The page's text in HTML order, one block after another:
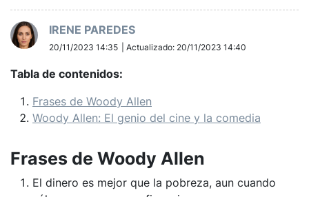
IRENE PAREDES
20/11/2023 14:35 Actualizado: 20/11/2023 14:40
Tabla de contenidos:
Frases de Woody Allen
Woody Allen: El genio del cine y la comedia
Frases de Woody Allen
El dinero es mejor que la pobreza, aun cuando